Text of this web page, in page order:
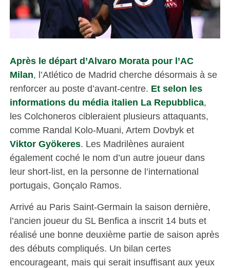
Après le départ d’Alvaro Morata pour l’AC
Milan, l’Atlético de Madrid cherche désormais à se
renforcer au poste d’avant-centre. Et selon les
informations du média italien La Repubblica,
les Colchoneros cibleraient plusieurs attaquants,
comme Randal Kolo-Muani, Artem Dovbyk et
Viktor Gyökeres. Les Madrilènes auraient
également coché le nom d’un autre joueur dans
leur short-list, en la personne de l’international
portugais, Gonçalo Ramos.
Arrivé au Paris Saint-Germain la saison dernière,
l’ancien joueur du SL Benfica a inscrit 14 buts et
réalisé une bonne deuxième partie de saison après
des débuts compliqués. Un bilan certes
encourageant, mais qui serait insuffisant aux yeux